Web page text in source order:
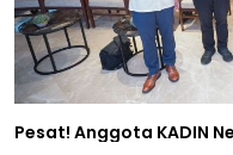
Pesat! Anggota KADIN